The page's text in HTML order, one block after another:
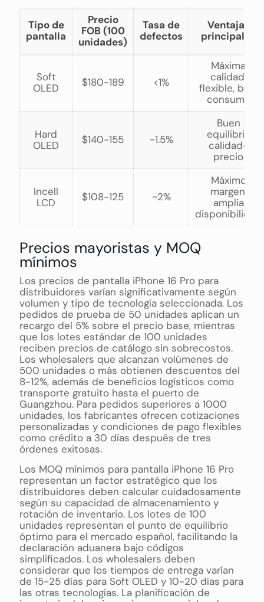
Tipo de
pantalla
Precio
FOB (100
unidades)
Tasa de
defectos
Ventajas
principales
Soft
OLED
$180-189 <1%
Máxima
calidad,
flexible, bajo
consumo
Hard
OLED
$140-155 ~1.5%
Buen
equilibrio
calidad-
precio
Incell
LCD
$108-125 ~2%
Máximo
margen,
amplia
disponibilidad
Precios mayoristas y MOQ
mínimos
Los precios de pantalla iPhone 16 Pro para
distribuidores varían significativamente según
volumen y tipo de tecnología seleccionada. Los
pedidos de prueba de 50 unidades aplican un
recargo del 5% sobre el precio base, mientras
que los lotes estándar de 100 unidades
reciben precios de catálogo sin sobrecostos.
Los wholesalers que alcanzan volúmenes de
500 unidades o más obtienen descuentos del
8-12%, además de beneficios logísticos como
transporte gratuito hasta el puerto de
Guangzhou. Para pedidos superiores a 1000
unidades, los fabricantes ofrecen cotizaciones
personalizadas y condiciones de pago flexibles
como crédito a 30 días después de tres
órdenes exitosas.
Los MOQ mínimos para pantalla iPhone 16 Pro
representan un factor estratégico que los
distribuidores deben calcular cuidadosamente
según su capacidad de almacenamiento y
rotación de inventario. Los lotes de 100
unidades representan el punto de equilibrio
óptimo para el mercado español, facilitando la
declaración aduanera bajo códigos
simplificados. Los wholesalers deben
considerar que los tiempos de entrega varían
de 15-25 días para Soft OLED y 10-20 días para
las otras tecnologías. La planificación de